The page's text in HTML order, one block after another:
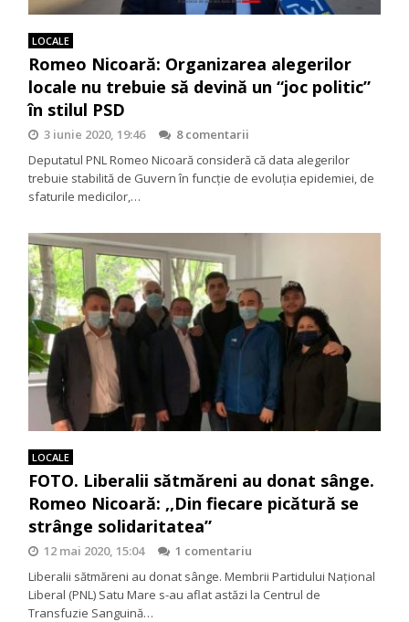
LOCALE
Romeo Nicoară: Organizarea alegerilor
locale nu trebuie să devină un “joc politic”
în stilul PSD
3 iunie 2020, 19:46
8 comentarii
Deputatul PNL Romeo Nicoară consideră că data alegerilor
trebuie stabilită de Guvern în funcție de evoluția epidemiei, de
sfaturile medicilor,…
LOCALE
FOTO. Liberalii sătmăreni au donat sânge.
Romeo Nicoară: ,,Din fiecare picătură se
strânge solidaritatea”
12 mai 2020, 15:04
1 comentariu
Liberalii sătmăreni au donat sânge. Membrii Partidului Național
Liberal (PNL) Satu Mare s-au aflat astăzi la Centrul de
Transfuzie Sanguină…